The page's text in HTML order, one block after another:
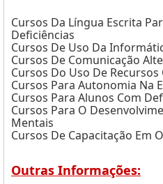
Cursos Da Língua Escrita
Deficiências
Cursos De Uso Da
Cursos De Comunicação
Cursos Do Uso De
Cursos Para Autonomia Na
Cursos Para Alunos Com
Cursos Para O
Mentais
Cursos De Capacitação Em
Outras Informações: